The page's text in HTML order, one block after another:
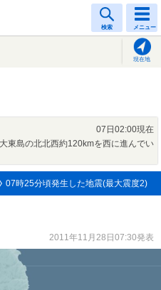
検索 メニュー
現在地
07日02:00現在
東島の北北西約120kmを西に進んでい
07時25分頃発生した地震(最大震度2)
2011年11月28日07:30発表